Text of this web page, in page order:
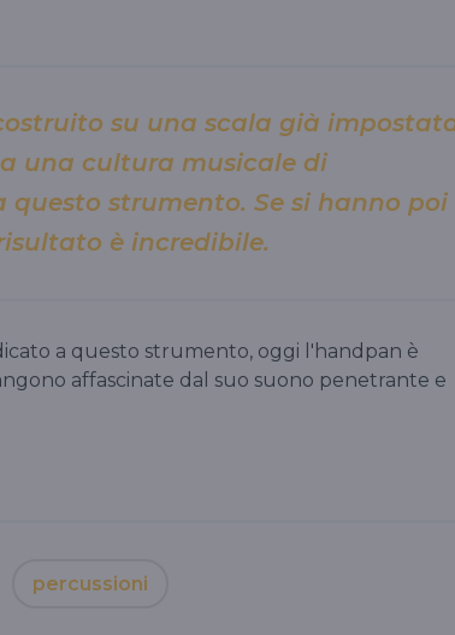
su una scala già
una cultura musicale di
strumento. Se si hanno poi
è incredibile.
a questo strumento, oggi l'handpan è
affascinate dal suo suono penetrante e
percussioni